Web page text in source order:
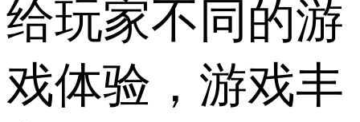
给玩家不同的游
戏体验，游戏丰